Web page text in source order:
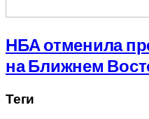
НБА отменила
на Ближнем
Теги